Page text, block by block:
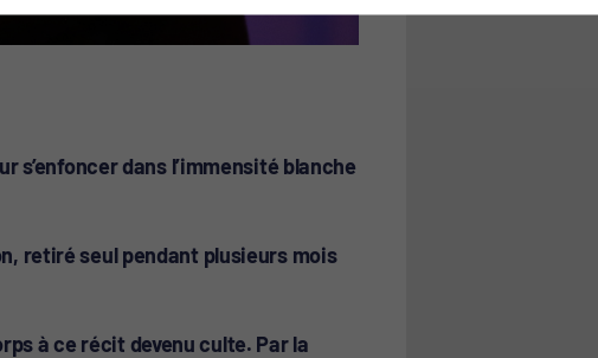
s’enfoncer dans l’immensité blanche
retiré seul pendant plusieurs mois
à ce récit devenu culte. Par la